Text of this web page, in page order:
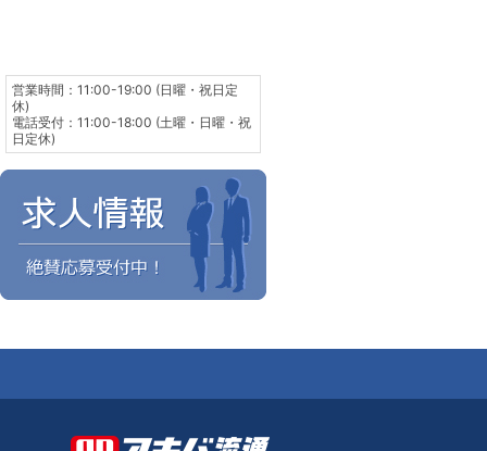
営業時間：11:00-19:00 (日曜・祝日定
休)
電話受付：11:00-18:00 (土曜・日曜・祝
日定休)